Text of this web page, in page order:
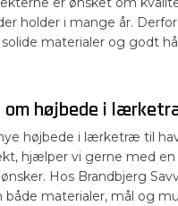
holder i mange år.
materialer og godt
om højbede i
højbede i lærketræ til
hjælper vi gerne med en
Hos Brandbjerg
både materialer, mål og